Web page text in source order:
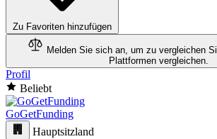
Zu Favoriten hinzufügen
Melden Sie sich an, um zu vergleichen
Plattformen vergleichen.
Profil
Beliebt
GoGetFunding
Hauptsitzland